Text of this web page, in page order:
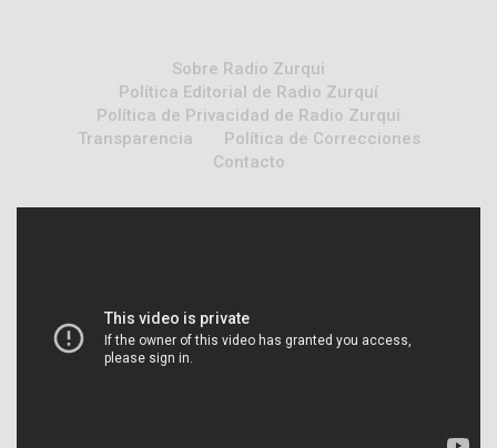
Sobre Radio Zurqui
Política Editorial de Radio Zurquí
Política de Privacidad de Radio Zurqui
Transparencia
Política de Correcciones
Contacto